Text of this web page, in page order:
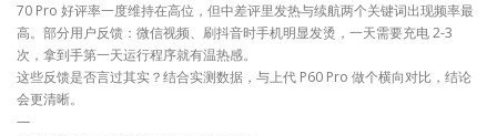
70 Pro 好评率一度维持在高位，但中差评里发热与续航两个关键词出现频率最
高。部分用户反馈：微信视频、刷抖音时手机明显发烫，一天需要充电 2-3
次，拿到手第一天运行程序就有温热感。
这些反馈是否言过其实？结合实测数据，与上代 P60 Pro 做个横向对比，结论
会更清晰。
—